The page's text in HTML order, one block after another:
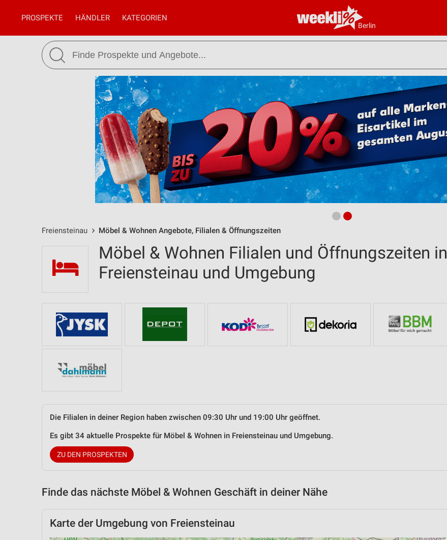
Berlin
PROSPEKTE HÄNDLER KATEGORIEN
Freiensteinau Möbel & Wohnen Angebote, Filialen & Öffnungszeiten
Möbel & Wohnen Filialen und Öffnungszeiten in
Freiensteinau und Umgebung
Die Filialen in deiner Region haben zwischen 09:30 Uhr und 19:00 Uhr geöffnet.
Es gibt 34 aktuelle Prospekte für Möbel & Wohnen in Freiensteinau und Umgebung.
ZU DEN PROSPEKTEN
Finde das nächste Möbel & Wohnen Geschäft in deiner Nähe
Karte der Umgebung von Freiensteinau